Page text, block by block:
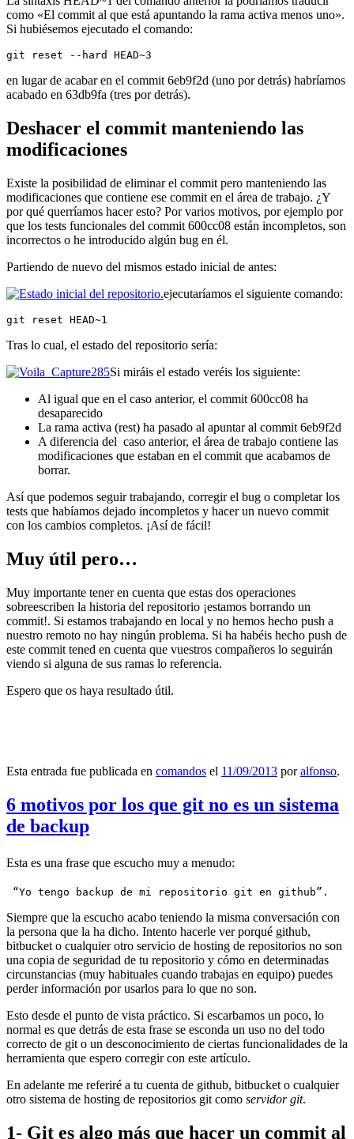
como «El commit al que está apuntando la rama activa menos uno».
Si hubiésemos ejecutado el comando:
git reset --hard HEAD~3
en lugar de acabar en el commit 6eb9f2d (uno por detrás) habríamos
acabado en 63db9fa (tres por detrás).
Deshacer el commit manteniendo las
modificaciones
Existe la posibilidad de eliminar el commit pero manteniendo las
modificaciones que contiene ese commit en el área de trabajo. ¿Y
por qué querríamos hacer esto? Por varios motivos, por ejemplo por
que los tests funcionales del commit 600cc08 están incompletos, son
incorrectos o he introducido algún bug en él.
Partiendo de nuevo del mismos estado inicial de antes:
ejecutaríamos el siguiente comando:
git reset HEAD~1
Tras lo cual, el estado del repositorio sería:
Si miráis el estado veréis los siguiente:
Al igual que en el caso anterior, el commit 600cc08 ha
desaparecido
La rama activa (rest) ha pasado al apuntar al commit 6eb9f2d
A diferencia del caso anterior, el área de trabajo contiene las
modificaciones que estaban en el commit que acabamos de
borrar.
Así que podemos seguir trabajando, corregir el bug o completar los
tests que habíamos dejado incompletos y hacer un nuevo commit
con los cambios completos. ¡Así de fácil!
Muy útil pero…
Muy importante tener en cuenta que estas dos operaciones
sobreescriben la historia del repositorio ¡estamos borrando un
commit!. Si estamos trabajando en local y no hemos hecho push a
nuestro remoto no hay ningún problema. Si ha habéis hecho push de
este commit tened en cuenta que vuestros compañeros lo seguirán
viendo si alguna de sus ramas lo referencia.
Espero que os haya resultado útil.
Esta entrada fue publicada en comandos el 11/09/2013 poralfonso.
6 motivos por los que git no es un sistema
de backup
Esta es una frase que escucho muy a menudo:
“Yo tengo backup de mi repositorio git en github”.
Siempre que la escucho acabo teniendo la misma conversación con
la persona que la ha dicho. Intento hacerle ver porqué github,
bitbucket o cualquier otro servicio de hosting de repositorios no son
una copia de seguridad de tu repositorio y cómo en determinadas
circunstancias (muy habituales cuando trabajas en equipo) puedes
perder información por usarlos para lo que no son.
Esto desde el punto de vista práctico. Si escarbamos un poco, lo
normal es que detrás de esta frase se esconda un uso no del todo
correcto de git o un desconocimiento de ciertas funcionalidades de la
herramienta que espero corregir con este artículo.
En adelante me referiré a tu cuenta de github, bitbucket o cualquier
otro sistema de hosting de repositorios git como servidor git.
1- Git es algo más que hacer un commit al